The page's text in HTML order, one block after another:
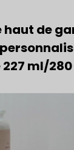
haut de
ml/